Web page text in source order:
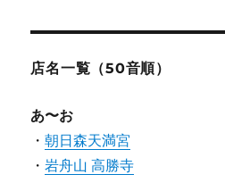
店名一覧（50音順）
あ〜お
・朝日森天満宮
・岩舟山 高勝寺